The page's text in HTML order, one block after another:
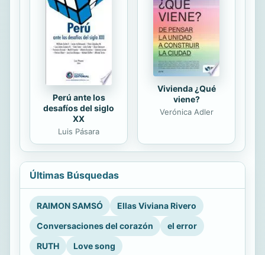
Perú ante los
desafíos del siglo
XX
Luis Pásara
Vivienda ¿Qué
viene?
Verónica Adler
Últimas Búsquedas
RAIMON SAMSÓ
Ellas Viviana Rivero
Conversaciones del corazón
el error
RUTH
Love song